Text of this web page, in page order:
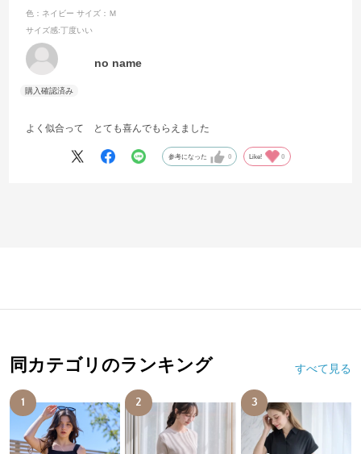
色：ネイビー サイズ：Ｍ
サイズ感:丁度いい
no name
よく似合って とても喜んでもらえました
参考になった 0 Like! 0
同カテゴリのランキング すべて見る
1 2 3